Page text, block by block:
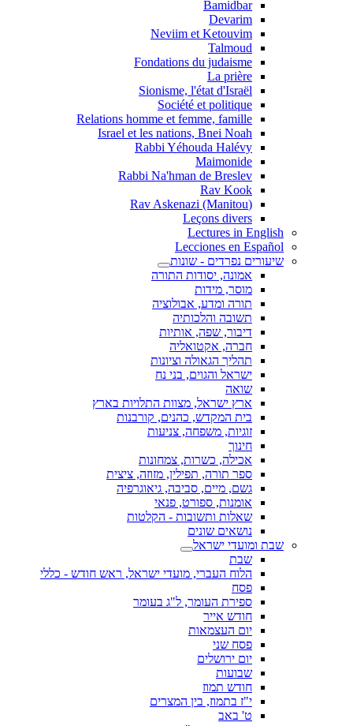
Bamidbar
Devarim
Neviim et Ketouvim
Talmoud
Fondations du judaisme
La prière
Sionisme, l'état d'Israël
Société et politique
Relations homme et femme, famille
Israel et les nations, Bnei Noah
Rabbi Yéhouda Halévy
Maimonide
Rabbi Na'hman de Breslev
Rav Kook
(Rav Askenazi (Manitou
Leçons divers
Lectures in English
Lecciones en Español
שיעורים נפרדים - שונות
אמונה, יסודות התורה
מוסר, מידות
תורה ומדע, אבולוציה
תשובה והלכותיה
דיבור, שפה, אותיות
חברה, אקטואליה
תהליך הגאולה וציונות
ישראל והגוים, בני נח
שואה
ארץ ישראל, מצוות התלויות בארץ
בית המקדש, כהנים, קורבנות
זוגיות, משפחה, צניעות
חינוך
אכילה, כשרות, צמחונות
ספר תורה, תפילין, מזוזה, ציצית
גשם, מיים, סביבה, גיאוגרפיה
אומנות, ספורט, פנאי
שאלות ותשובות - הקלטות
נושאים שונים
שבת ומועדי ישראל
שבת
הלוח העברי, מועדי ישראל, ראש חודש - כללי
פסח
ספירת העומר, ל"ג בעומר
חודש אייר
יום העצמאות
פסח שני
יום ירושלים
שבועות
חודש תמוז
י"ז בתמוז, בין המצרים
ט' באב